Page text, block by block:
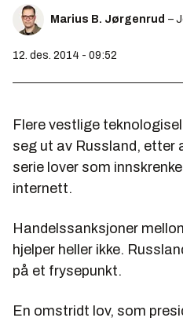
Marius B. Jørgenrud –
12. des. 2014 - 09:52
Flere vestlige
seg ut av Russland, etter
serie lover som
internett.
Handelssanksjoner
hjelper heller ikke.
på et frysepunkt.
En omstridt lov, som